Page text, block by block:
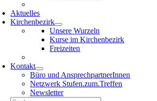
Aktuelles
Kirchenbezirk
Unsere Wurzeln
Kurse im Kirchenbezirk
Freizeiten
Kontakt
Büro und AnsprechpartnerInnen
Netzwerk Stufen.zum.Treffen
Newsletter